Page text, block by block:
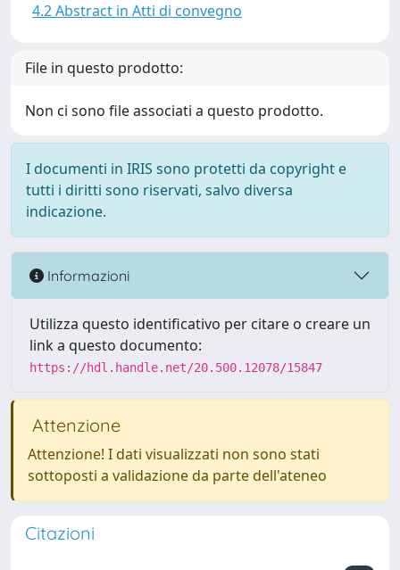
4.2 Abstract in Atti di convegno
File in questo prodotto:
Non ci sono file associati a questo prodotto.
I documenti in IRIS sono protetti da copyright e
tutti i diritti sono riservati, salvo diversa
indicazione.
Informazioni
Utilizza questo identificativo per citare o creare un
link a questo documento:
https://hdl.handle.net/20.500.12078/15847
Attenzione
Attenzione! I dati visualizzati non sono stati
sottoposti a validazione da parte dell'ateneo
Citazioni